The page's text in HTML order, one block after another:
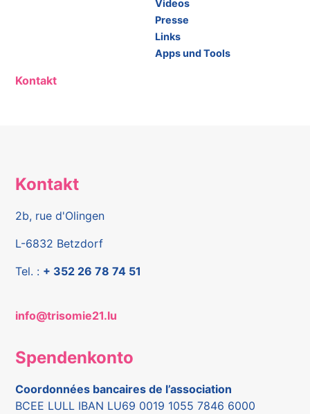
Videos
Presse
Links
Apps und Tools
Kontakt
Kontakt
2b, rue d'Olingen
L-6832 Betzdorf
Tel. : + 352 26 78 74 51
info@trisomie21.lu
Spendenkonto
Coordonnées bancaires de l’association
BCEE LULL IBAN LU69 0019 1055 7846 6000